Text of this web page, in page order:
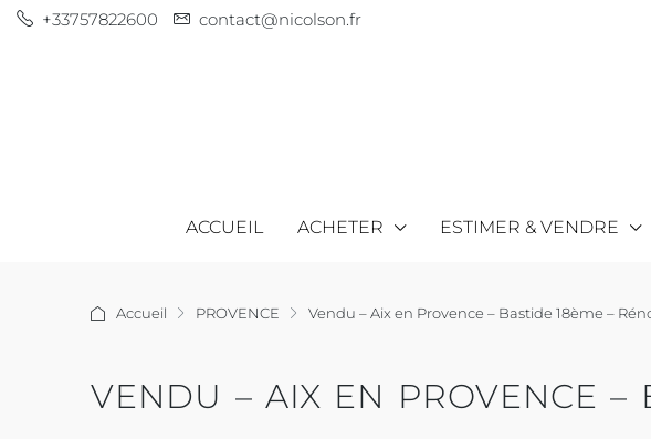
+33757822600 contact@nicolson.fr
ACCUEIL ACHETER ESTIMER & VENDRE
Accueil PROVENCE Vendu – Aix en Provence – Bastide 18ème –
VENDU – AIX EN PROVENCE –